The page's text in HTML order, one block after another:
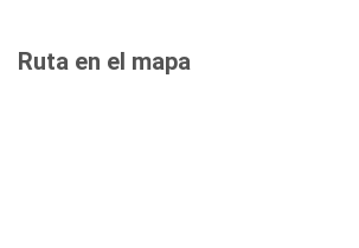
Ruta en el mapa